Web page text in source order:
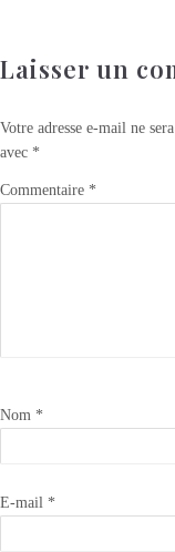
Laisser un
Votre adresse e-mail ne
avec *
Commentaire *
Nom *
E-mail *